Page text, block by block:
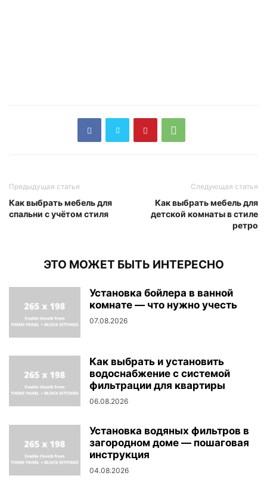
Предыдущая статья
Как выбрать мебель для
спальни с учётом стиля
Следующая статья
Как выбрать мебель для
детской комнаты в стиле
ретро
ЭТО МОЖЕТ БЫТЬ ИНТЕРЕСНО
Установка бойлера в ванной
комнате — что нужно учесть
07.08.2026
Как выбрать и установить
водоснабжение с системой
фильтрации для квартиры
06.08.2026
Установка водяных фильтров в
загородном доме — пошаговая
инструкция
04.08.2026